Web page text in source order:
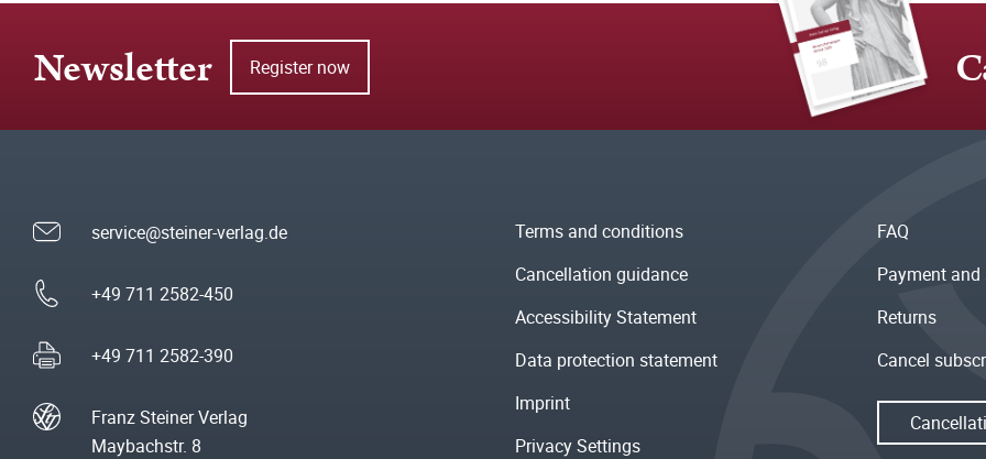
Newsletter Register now
service@steiner-verlag.de
+49 711 2582-450
+49 711 2582-390
Franz Steiner Verlag
Maybachstr. 8
Terms and conditions
Cancellation guidance
Accessibility Statement
Data protection statement
Imprint
Privacy Settings
FAQ
Payment
Returns
Cancel